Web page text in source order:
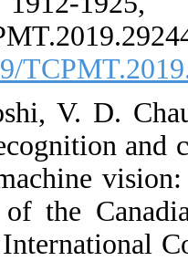
10.1109/
[DOI:10.1109/
11. K. D.
"Real time
coins using
Proceedings
Engineering